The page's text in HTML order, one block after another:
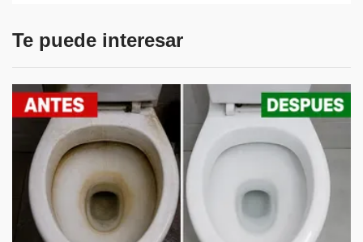
Te puede interesar